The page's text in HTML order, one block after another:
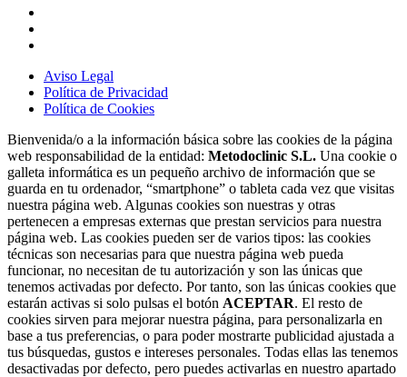
Aviso Legal
Política de Privacidad
Política de Cookies
Bienvenida/o a la información básica sobre las cookies de la página
web responsabilidad de la entidad: Metodoclinic S.L. Una cookie o
galleta informática es un pequeño archivo de información que se
guarda en tu ordenador, “smartphone” o tableta cada vez que visitas
nuestra página web. Algunas cookies son nuestras y otras
pertenecen a empresas externas que prestan servicios para nuestra
página web. Las cookies pueden ser de varios tipos: las cookies
técnicas son necesarias para que nuestra página web pueda
funcionar, no necesitan de tu autorización y son las únicas que
tenemos activadas por defecto. Por tanto, son las únicas cookies que
estarán activas si solo pulsas el botón ACEPTAR. El resto de
cookies sirven para mejorar nuestra página, para personalizarla en
base a tus preferencias, o para poder mostrarte publicidad ajustada a
tus búsquedas, gustos e intereses personales. Todas ellas las tenemos
desactivadas por defecto, pero puedes activarlas en nuestro apartado